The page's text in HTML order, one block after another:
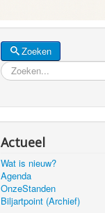
Zoeken
Zoeken
Actueel
Wat is nieuw?
Agenda
OnzeStanden
Biljartpoint (Archief)